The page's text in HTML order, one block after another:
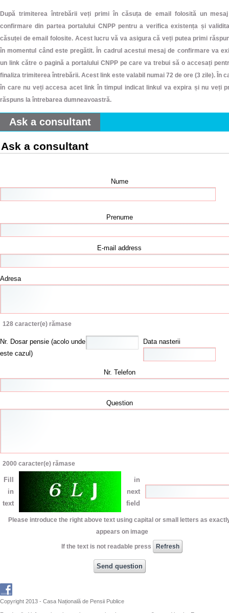
După trimiterea întrebării veți primi în căsuța de email folosită un
confirmare din partea portalului CNPP pentru a verifica existența și
căsuței de email folosite. Acest lucru vă va asigura că veți putea primi
în momentul când este pregătit. În cadrul acestui mesaj de confirmare va
un link către o pagină a portalului CNPP pe care va trebui să o accesați
finaliza trimiterea întrebării. Acest link este valabil numai 72 de ore (3 zile). În
în care nu veți accesa acet link în timpul indicat linkul va expira și nu veți
răspuns la întrebarea dumneavoastră.
Ask a consultant
Ask a consultant
Nume
Prenume
E-mail address
Adresa
128 caracter(e) rămase
Nr. Dosar pensie (acolo unde
este cazul)
Data nasterii
Nr. Telefon
Question
2000 caracter(e) rămase
Fill
in
text
in
next
field
Please introduce the right above text using capital or small letters as
appears on image
If the text is not readable press
Copyright 2013 - Casa Națională de Pensii Publice